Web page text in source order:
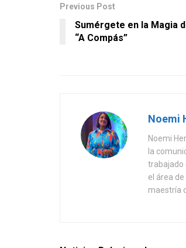
Previous Post
Sumérgete en la Magia
“A Compás”
Noemi
Noemi
la
trabajado
el área
maestría